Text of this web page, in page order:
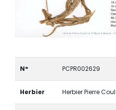
N° PCPR002629
Herbier Herbier Pierre